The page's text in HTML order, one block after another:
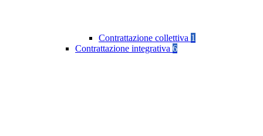
Contrattazione collettiva 1
Contrattazione integrativa 6